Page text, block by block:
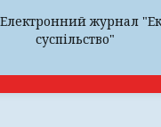
журнал
суспільство"